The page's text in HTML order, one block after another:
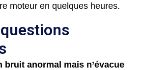
moteur en quelques heures.
bruit anormal mais n’évacue